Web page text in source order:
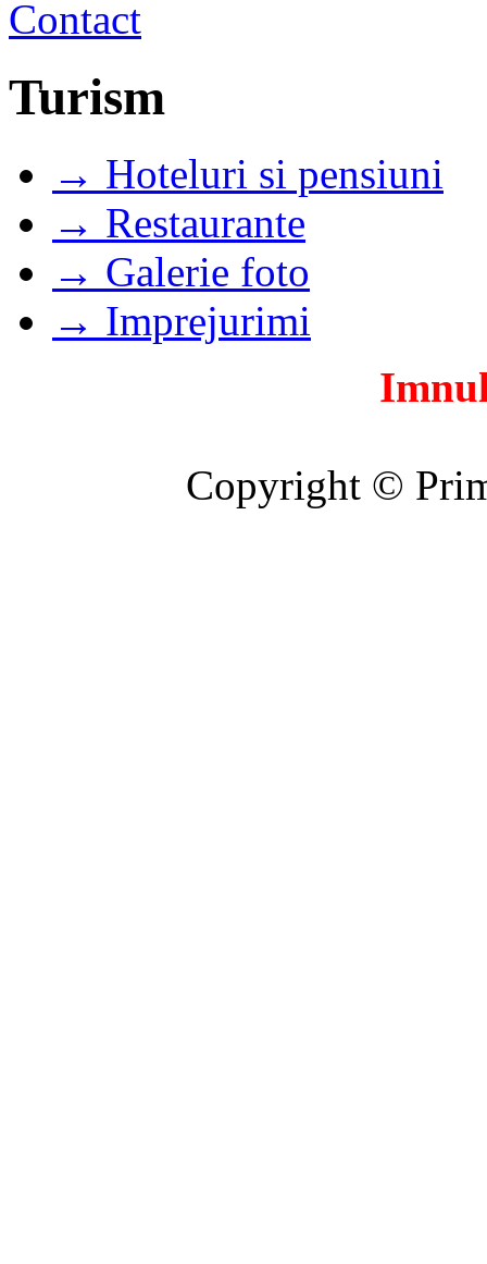
Turism
→ Hoteluri si pensiuni
→ Restaurante
→ Galerie foto
→ Imprejurimi
Copyright ©